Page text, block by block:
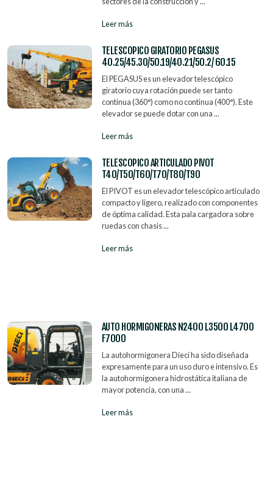
Leer más
TELESCOPICO GIRATORIO PEGASUS
40.25/45.30/50.19/40.21/50.2/ 60.15
El PEGASUS es un elevador telescópico
giratorio cuya rotación puede ser tanto
continua (360°) como no continua (400°). Este
elevador se puede dotar con una ...
Leer más
TELESCOPICO ARTICULADO PIVOT
T40/T50/T60/T70/T80/T90
El PIVOT es un elevador telescópico articulado
compacto y ligero, realizado con componentes
de óptima calidad. Esta pala cargadora sobre
ruedas con chasis ...
Leer más
AUTO HORMIGONERAS N2400 L3500 L4700
F7000
La autohormigonera Dieci ha sido diseñada
expresamente para un uso duro e intensivo. Es
la autohormigonera hidrostática italiana de
mayor potencia, con una ...
Leer más